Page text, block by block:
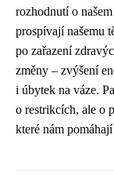
rozhodnutí o
prospívají našemu
po zařazení
změny – zvýšení
i úbytek na váze.
o restrikcích, ale o
které nám